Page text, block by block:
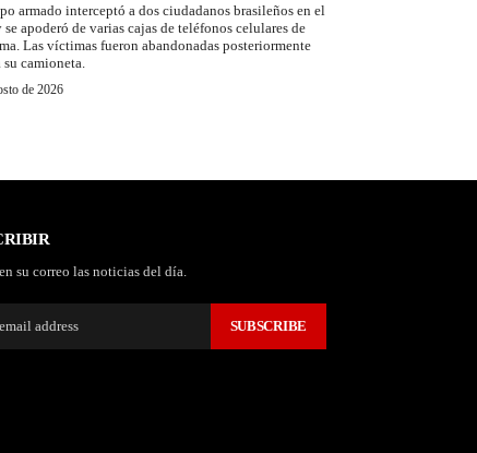
armado interceptó a dos ciudadanos brasileños en el
se apoderó de varias cajas de teléfonos celulares de
Las víctimas fueron abandonadas posteriormente
camioneta.
de 2026
su correo las noticias del día.
SUBSCRIBE